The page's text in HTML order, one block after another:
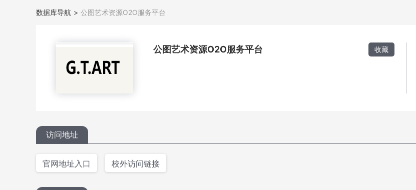
数据库导航 > 公图艺术资源O2O服务平台
公图艺术资源O2O服务平台
收藏
访问地址
官网地址入口 校外访问链接